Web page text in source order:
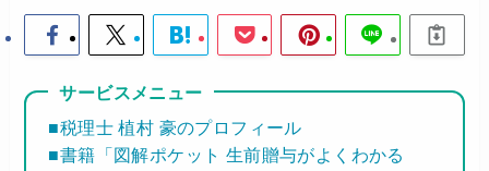
サービスメニュー
■税理士 植村 豪のプロフィール
■書籍「図解ポケット 生前贈与がよくわかる